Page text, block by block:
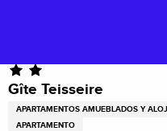
principal
Gîte Teisseire
APARTAMENTOS AMUEBLADOS Y
APARTAMENTO